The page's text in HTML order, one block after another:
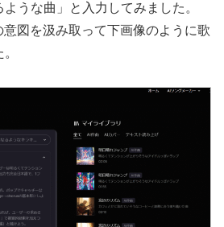
うな曲」と入力してみました。
図を汲み取って下画像のように歌